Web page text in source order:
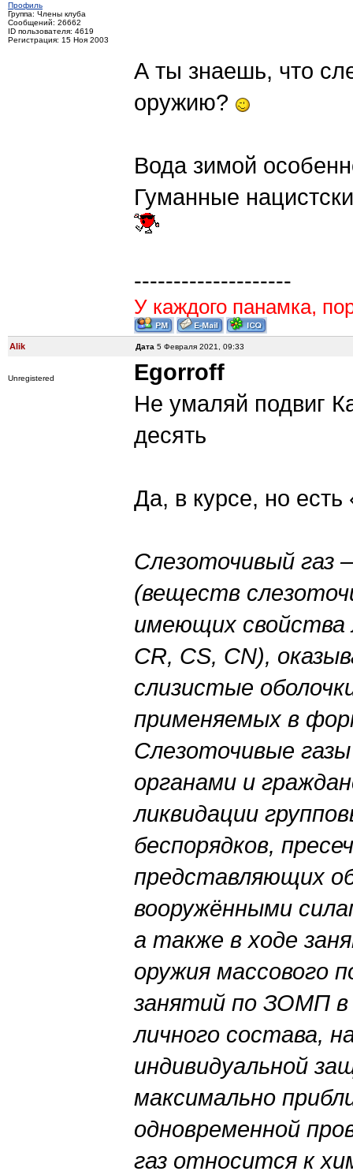
Профиль
Группа: Члены клуба
Сообщений: 26662
ID пользователя: 4619
Регистрация: 15 Ноя 2003
А ты знаешь, что
оружию?
Вода зимой
Гуманные
--------------------
У каждого панамка,
Alik Дата 5 Февраля 2021, 09:33
Unregistered
Egorroff
Не умаляй подвиг
десять
Да, в курсе, но
Слезоточивый газ
(веществ
имеющих свойства
CR, CS, CN),
слизистые
применяемых в
Слезоточивые
органами и
ликвидации
беспорядков,
представляющих
вооружёнными
а также в ходе
оружия массового
занятий по ЗОМП в
личного состава,
индивидуальной
максимально
одновременной
газ относится к